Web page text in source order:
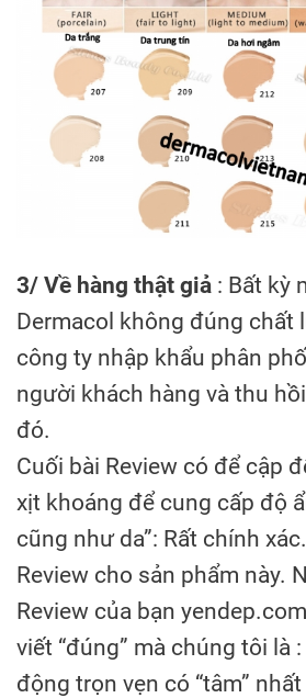
3/ Về hàng thật giả : Bất kỳ
Dermacol không đúng chất
công ty nhập khẩu phân
người khách hàng và thu
đó.
Cuối bài Review có để cập
xịt khoáng để cung cấp độ
cũng như da”: Rất chính
Review cho sản phẩm này.
Review của bạn
viết “đúng” mà chúng tôi là
động trọn vẹn có “tâm”